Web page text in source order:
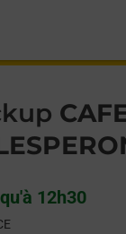
12h30